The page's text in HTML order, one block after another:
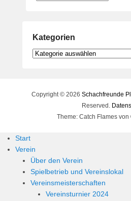
Kategorien
Kategorien
Copyright © 2026 Schachfreunde
Reserved.
Theme: Catch Flames von
Start
Verein
Über den Verein
Spielbetrieb und Vereinslokal
Vereinsmeisterschaften
Vereinsturnier 2024